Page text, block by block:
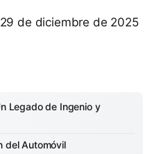
de diciembre de 2025
Legado de Ingenio y
del Automóvil